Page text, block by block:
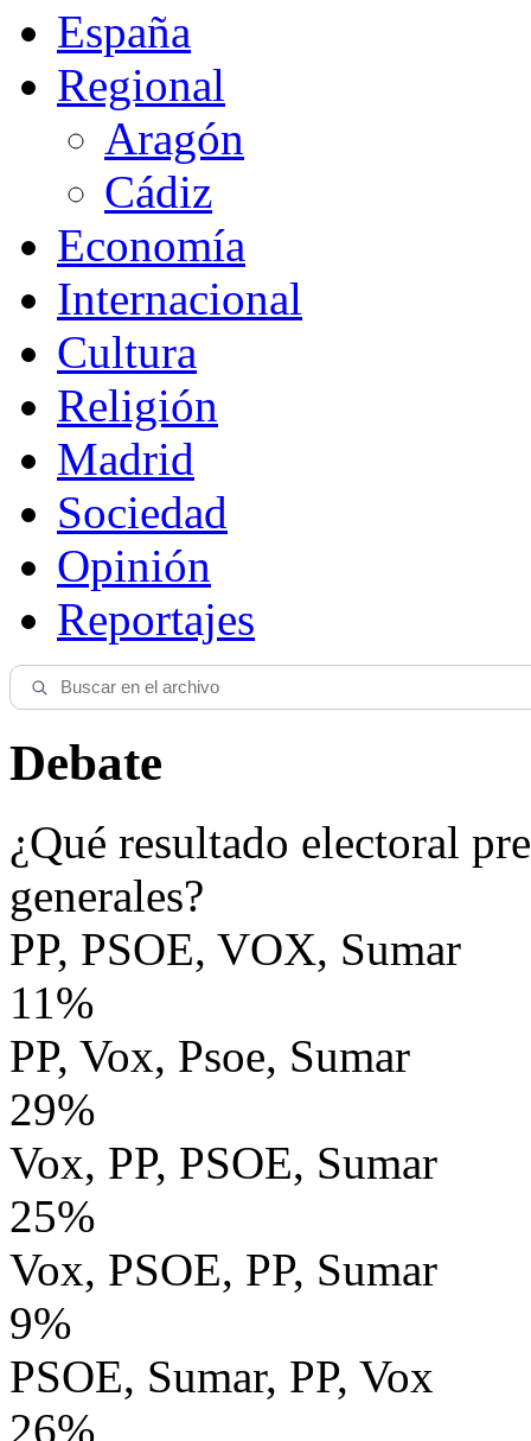
España
Regional
Aragón
Cádiz
Economía
Internacional
Cultura
Religión
Madrid
Sociedad
Opinión
Reportajes
Debate
¿Qué resultado electoral
generales?
PP, PSOE, VOX, Sumar
11%
PP, Vox, Psoe, Sumar
29%
Vox, PP, PSOE, Sumar
25%
Vox, PSOE, PP, Sumar
9%
PSOE, Sumar, PP, Vox
26%